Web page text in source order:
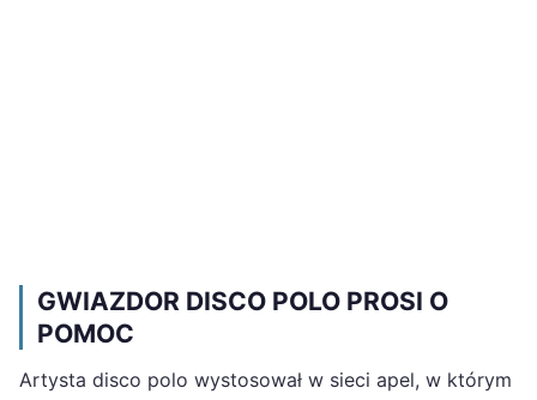
GWIAZDOR DISCO POLO PROSI O
POMOC
Artysta disco polo wystosował w sieci apel, w którym